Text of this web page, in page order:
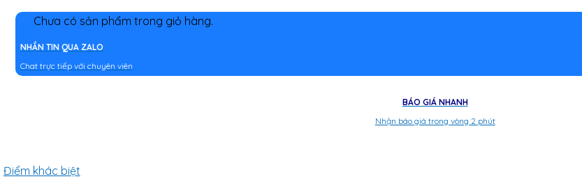
Chưa có sản phẩm trong giỏ hàng.
NHẮN TIN QUA ZALO
Chat trực tiếp với chuyên viên
BÁO GIÁ NHANH
Nhận báo giá trong vòng 2 phút
Điểm khác biệt